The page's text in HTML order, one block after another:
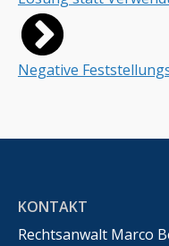
Negative
KONTAKT
Rechtsanwalt Marco